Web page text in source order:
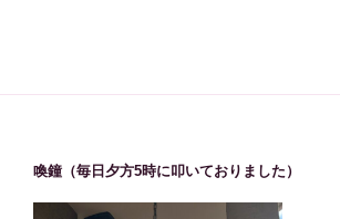
喚鐘（毎日夕方5時に叩いておりました）